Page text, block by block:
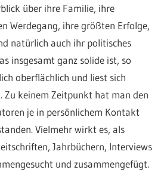
über ihre Familie, ihre
Werdegang, ihre größten Erfolge,
natürlich auch ihr politisches
insgesamt ganz solide ist, so
oberflächlich und liest sich
Zu keinem Zeitpunkt hat man den
je in persönlichem Kontakt
Vielmehr wirkt es, als
Jahrbüchern, Interviews
und zusammengefügt.